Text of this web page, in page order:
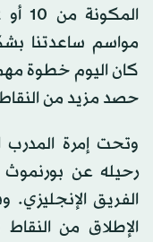
مواسم ساعدتنا
كان اليوم خطوة
حصد مزيد من
وتحت إمرة المدرب
رحيله عن
الفريق